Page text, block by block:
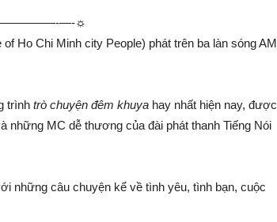
­—-☼
Ho Chi Minh city People) phát trên ba làn sóng AM
trình trò chuyện đêm khuya hay nhất hiện nay, được
MC dễ thương của đài phát thanh Tiếng Nói
những câu chuyện kể về tình yêu, tình bạn, cuộc